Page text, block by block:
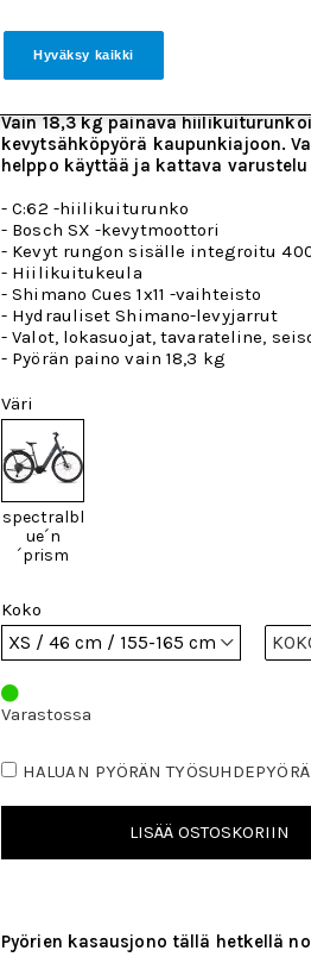
3 699 €
30 päivän alin hinta:
Vain 18,3 kg painava
kevytsähköpyörä kaupunkiajoon.
helppo käyttää ja kattava
- C:62 -hiilikuiturunko
- Bosch SX -kevytmoottori
- Kevyt rungon sisälle integroitu
- Hiilikuitukeula
- Shimano Cues 1x11 -vaihteisto
- Hydrauliset Shimano-levyjarrut
- Valot, lokasuojat, tavarateline,
- Pyörän paino vain 18,3 kg
Väri
spectralbl
ue´n
´prism
Koko
Varastossa
HALUAN PYÖRÄN
LISÄÄ OSTOSKORIIN
Pyörien kasausjono tällä hetkellä
Hyväksy kaikki